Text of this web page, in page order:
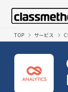
TOP サービス